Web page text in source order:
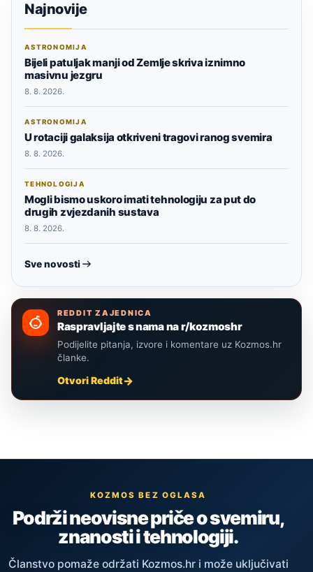
Najnovije
ASTRONOMIJA
Bijeli patuljak manji od Zemlje skriva iznimno
masivnu jezgru
8. 8. 2026.
ASTRONOMIJA
U rotaciji galaksija otkriveni tragovi ranog svemira
8. 8. 2026.
TEHNOLOGIJA
Mogli bismo uskoro imati tehnologiju za put do
drugih zvjezdanih sustava
8. 8. 2026.
Sve novosti
REDDIT ZAJEDNICA
Raspravljajte s nama na r/kozmoshr
Podijelite pitanja, izvore i komentare uz Kozmos.hr
članke.
Otvori Reddit
KOZMOS BEZ OGLASA
Podrži neovisne priče o svemiru,
znanosti i tehnologiji.
Članstvo pomaže održati Kozmos.hr i može uključivati